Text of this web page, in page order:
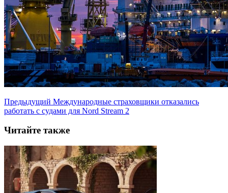
Предыдущий Международные страховщики отказались
работать с судами для Nord Stream 2
Читайте также